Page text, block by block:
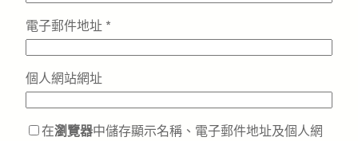
電子郵件地址 *
個人網站網址
在瀏覽器中儲存顯示名稱、電子郵件地址及個人網